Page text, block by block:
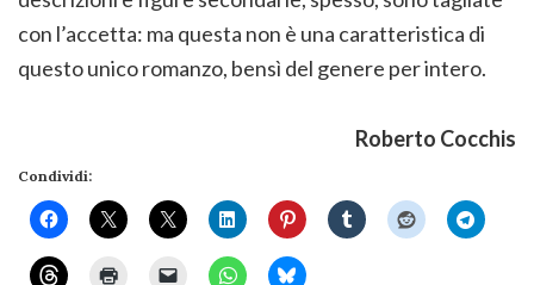
con l’accetta: ma questa non è una caratteristica di
questo unico romanzo, bensì del genere per intero.
Roberto Cocchis
Condividi: